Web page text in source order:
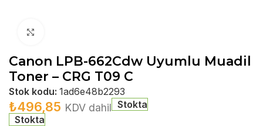
Canon LPB-662Cdw Uyumlu Muadil
Toner – CRG T09 C
Stok kodu: 1ad6e48b2293
₺496,85 KDV dahil Stokta
Stokta